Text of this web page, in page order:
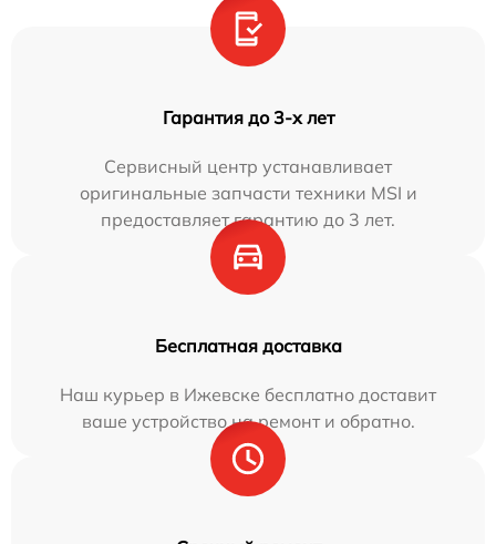
Гарантия до 3-х лет
Сервисный центр устанавливает
оригинальные запчасти техники MSI и
предоставляет гарантию до 3 лет.
Бесплатная доставка
Наш курьер в Ижевске бесплатно доставит
ваше устройство на ремонт и обратно.